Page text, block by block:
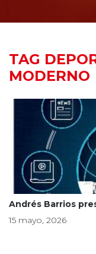
TAG
MODERNO
Andrés Barrios
15 mayo, 2026